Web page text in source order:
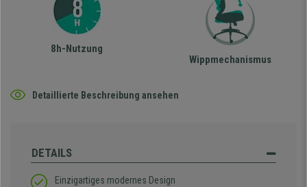
8h-Nutzung
Wippmechanismus
Detaillierte Beschreibung ansehen
DETAILS
Einzigartiges modernes Design